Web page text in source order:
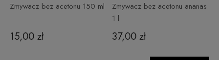
Zmywacz bez acetonu 150 ml
15,00 zł
Zmywacz bez acetonu ananas
1 l
37,00 zł